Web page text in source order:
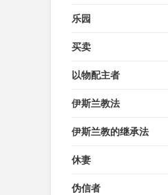
乐园
买卖
以物配主者
伊斯兰教法
伊斯兰教的继承法
休妻
伪信者